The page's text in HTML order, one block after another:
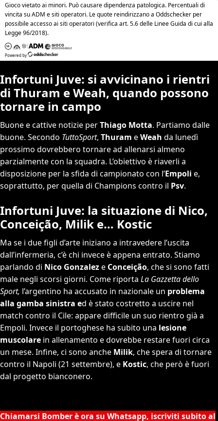
Infortuni Juve: si avvicinano i rientri
di Thuram e Weah, quando possono
tornare in campo
Buone e cattive notizie perThiago Motta. Partiamo dalle
buone. Secondo TuttoSport, Thuram eWeah da lunedì
prossimo dovrebbero tornare ad allenarsi almeno
parzialmente con la squadra. L’obiettivo è riaverli a
disposizione per la sfida di campionato con l’Empoli e,
soprattutto, per quella di Champions contro il Psv.
Infortuni Juve: la situazione di Nico,
Conceição, Milik e… Kostic
Ma se i due figli d’arte iniziano a intravedere l’uscita
dall’infermeria, c’è chi invece è appena entrato. Stiamo
parlando di Nico Gonzaleze Conceição, che si sono fatti
male negli scorsi giorni. Come riporta La Gazzetta dello
Sport, l’argentino ha accusato in nazionale un problema
alla gamba sinistra ed è stato costretto a uscire nel
match contro il Cile: appare difficile un suo rientro già a
Empoli. Invece il portoghese ha subito una lesione
muscolare in allenamento e dovrebbe restare fuori circa
un mese. Infine, ci sono anche Milik, che spera di tornare
contro il Napoli (21 settembre), e Kostic, che però è fuori
dal progetto bianconero.
Chiamarsi Bomber è ora su Whatsapp, iscriviti subito al